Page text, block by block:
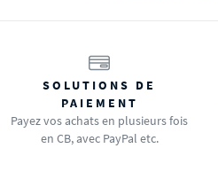
SOLUTIONS DE
PAIEMENT
Payez vos achats en plusieurs fois
en CB, avec PayPal etc.